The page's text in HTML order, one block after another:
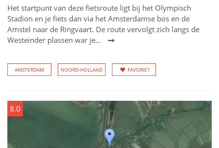
Het startpunt van deze fietsroute ligt bij het Olympisch
Stadion en je fiets dan via het Amsterdamse bos en de
Amstel naar de Ringvaart. De route vervolgt zich langs de
Westeinder plassen war je...
AMSTERDAM NOORD-HOLLAND FAVORIET
8.0